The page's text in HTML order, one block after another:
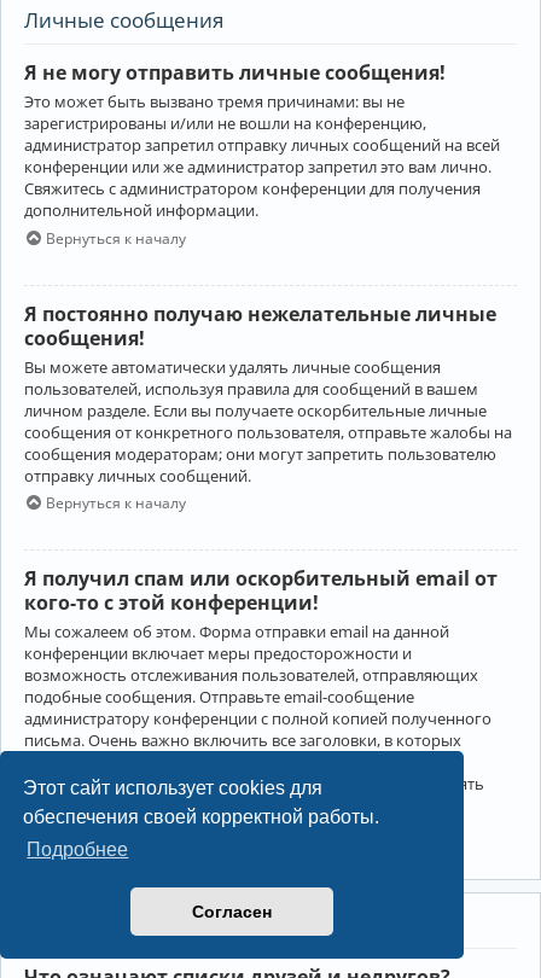
Этот сайт использует cookies для
обеспечения своей корректной работы.
Подробнее
Согласен
Личные сообщения
Я не могу отправить личные сообщения!
Это может быть вызвано тремя причинами: вы не
зарегистрированы и/или не вошли на конференцию,
администратор запретил отправку личных сообщений на всей
конференции или же администратор запретил это вам лично.
Свяжитесь с администратором конференции для получения
дополнительной информации.
Вернуться к началу
Я постоянно получаю нежелательные личные
сообщения!
Вы можете автоматически удалять личные сообщения
пользователей, используя правила для сообщений в вашем
личном разделе. Если вы получаете оскорбительные личные
сообщения от конкретного пользователя, отправьте жалобы на
сообщения модераторам; они могут запретить пользователю
отправку личных сообщений.
Вернуться к началу
Я получил спам или оскорбительный email от
кого-то с этой конференции!
Мы сожалеем об этом. Форма отправки email на данной
конференции включает меры предосторожности и
возможность отслеживания пользователей, отправляющих
подобные сообщения. Отправьте email-сообщение
администратору конференции с полной копией полученного
письма. Очень важно включить все заголовки, в которых
Администратор конференции сможет в этом случае принять
меры.
Друзья и недруги